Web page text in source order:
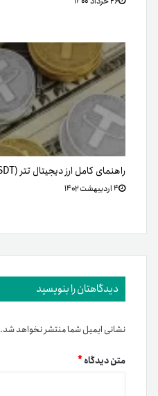
راهنمای کامل ارز دیجیتال تتر (USDT)
۴ اردیبهشت ۱۴۰۲
دیدگاهتان را بنویسید
نشانی ایمیل شما منتشر نخواهد شد.
متن دیدگاه*